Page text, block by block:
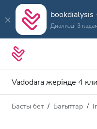
Диализді 3
Vadodara жерінде 4
Диализ түрі
Қашықтық
Басты бет Бағыттар